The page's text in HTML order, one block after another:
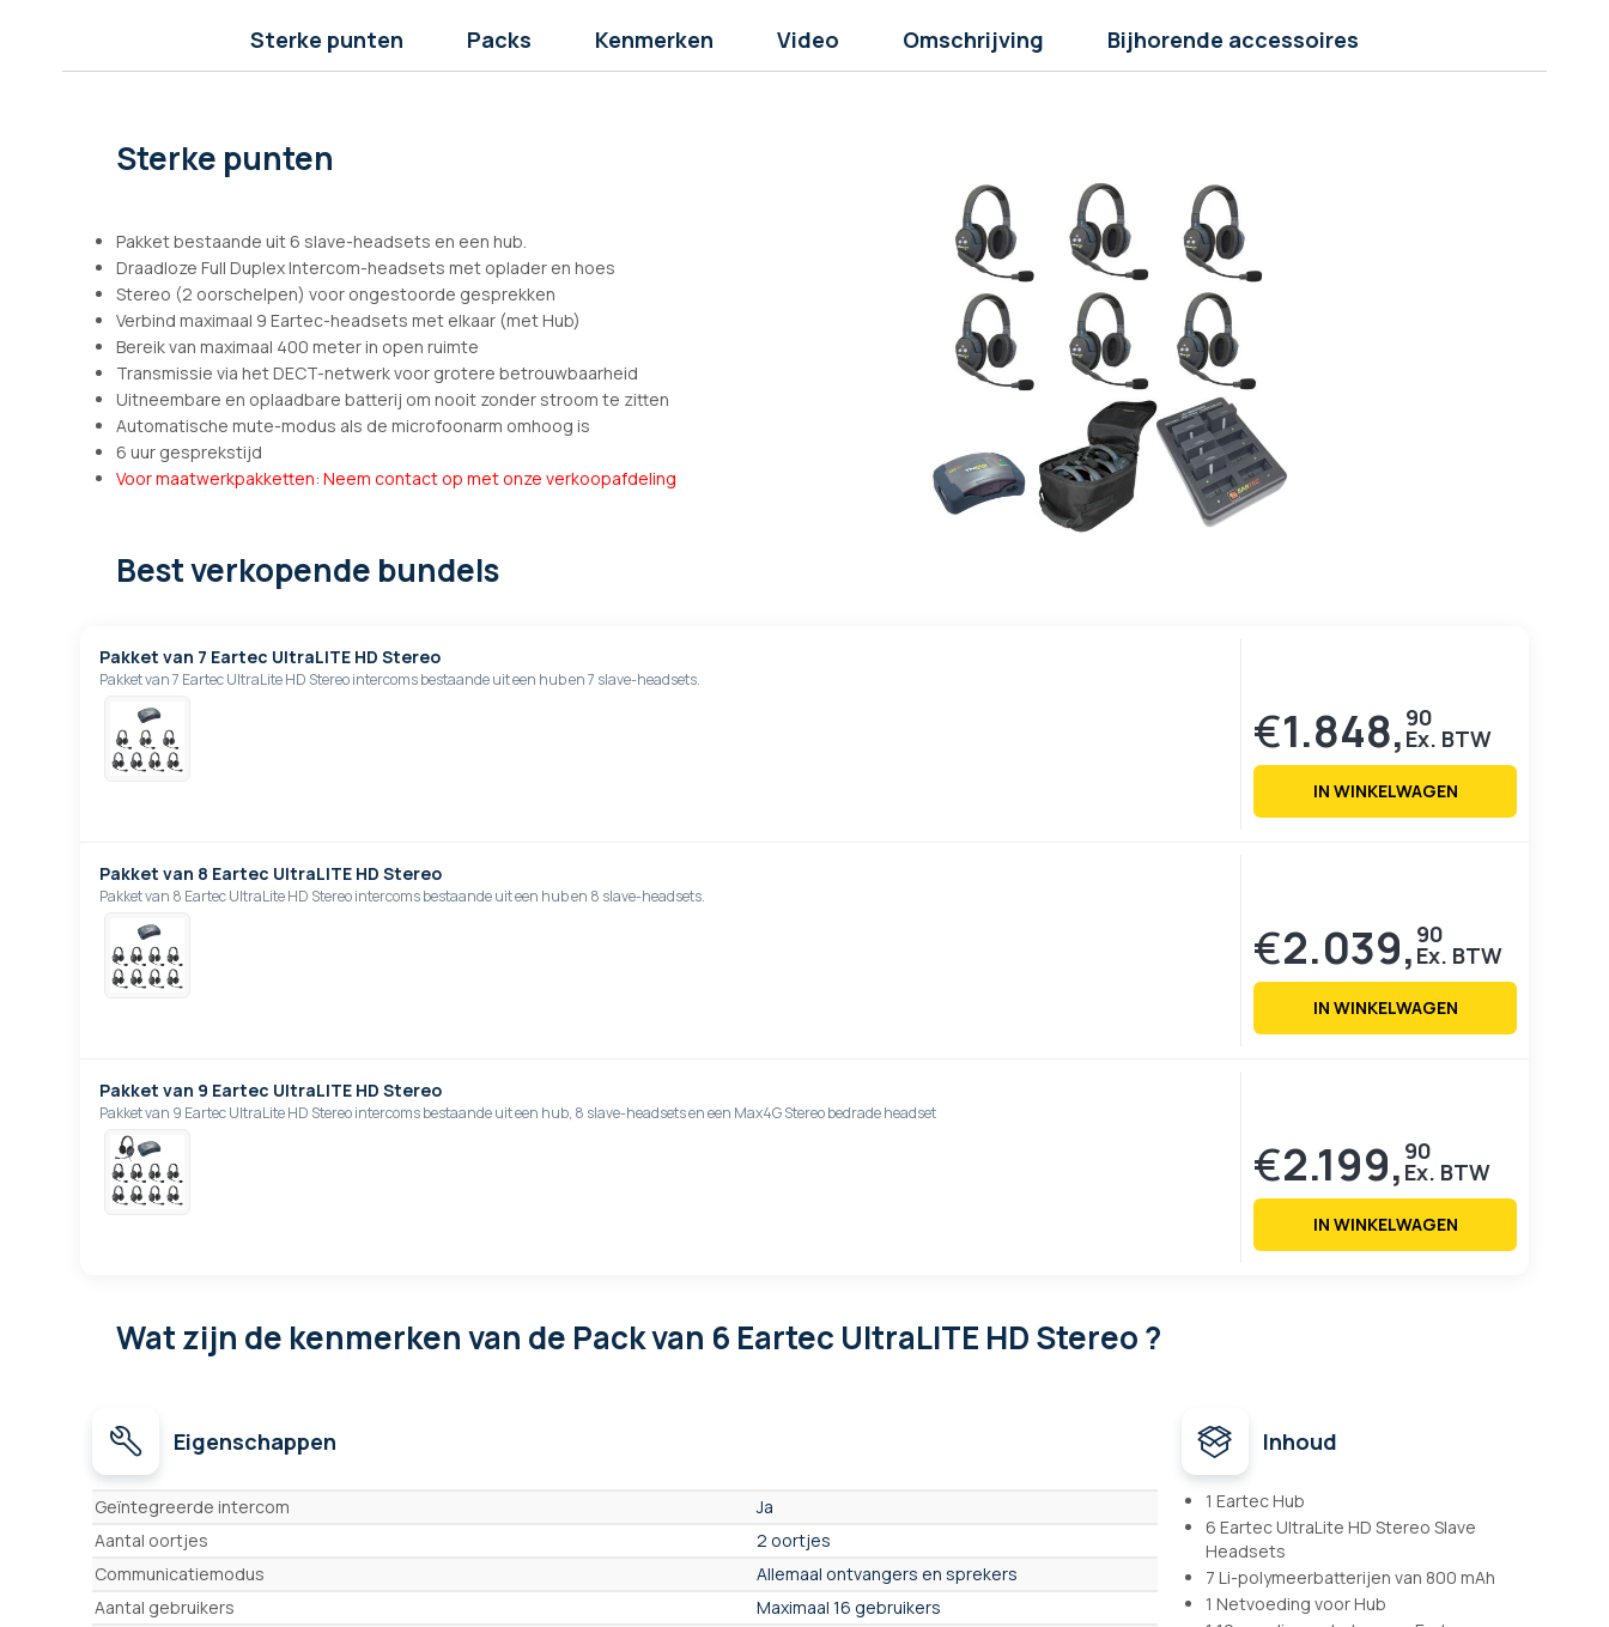
Sterke punten Packs Kenmerken Video Omschrijving Bijhorende accessoires
Sterke punten
Pakket bestaande uit 6 slave-headsets en een hub.
Draadloze Full Duplex Intercom-headsets met oplader en hoes
Stereo (2 oorschelpen) voor ongestoorde gesprekken
Verbind maximaal 9 Eartec-headsets met elkaar (met Hub)
Bereik van maximaal 400 meter in open ruimte
Transmissie via het DECT-netwerk voor grotere betrouwbaarheid
Uitneembare en oplaadbare batterij om nooit zonder stroom te zitten
Automatische mute-modus als de microfoonarm omhoog is
6 uur gesprekstijd
Voor maatwerkpakketten: Neem contact op met onze verkoopafdeling
Best verkopende bundels
Pakket van 7 Eartec UltraLITE HD Stereo
Pakket van 7 Eartec UltraLite HD Stereo intercoms bestaande uit een hub en 7 slave-headsets.
€1.848, 90
IN WINKELWAGEN
Pakket van 8 Eartec UltraLITE HD Stereo
Pakket van 8 Eartec UltraLite HD Stereo intercoms bestaande uit een hub en 8 slave-headsets.
€2.039, 90
IN WINKELWAGEN
Pakket van 9 Eartec UltraLITE HD Stereo
Pakket van 9 Eartec UltraLite HD Stereo intercoms bestaande uit een hub, 8 slave-headsets en een Max4G Stereo bedrade headset
€2.199, 90
IN WINKELWAGEN
Wat zijn de kenmerkenvan de Pack van 6 Eartec UltraLITE HD Stereo ?
Eigenschappen
Eigenschappen
Geïntegreerde intercom
Ja
Aantal oortjes
2 oortjes
Communicatiemodus
Allemaal ontvangers en sprekers
Aantal gebruikers
Maximaal 16 gebruikers
Inhoud
1 Eartec Hub
6 Eartec UltraLite HD Stereo Slave
Headsets
7 Li-polymeerbatterijen van 800 mAh
1 Netvoeding voor Hub